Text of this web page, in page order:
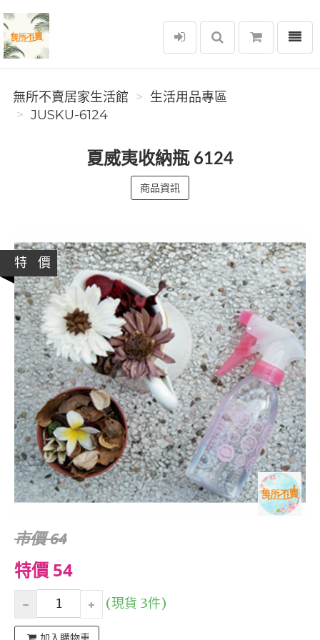
無所不賣居家生活館
選單
無所不賣居家生活館
生活用品專區
JUSKU-6124
夏威夷收納瓶 6124
商品資訊
特 價
市價 64
特價 54
(現貨 3件)